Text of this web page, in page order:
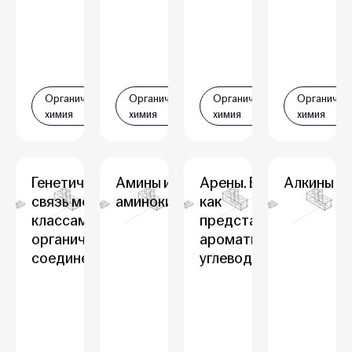
Органическая
химия
Органическая
химия
Органическая
химия
химия
Генетическая
связь между
классами
органических
соединений
Амины и
аминокислоты
Арены. Бензол
как
представитель
ароматических
углеводородов
Алкины